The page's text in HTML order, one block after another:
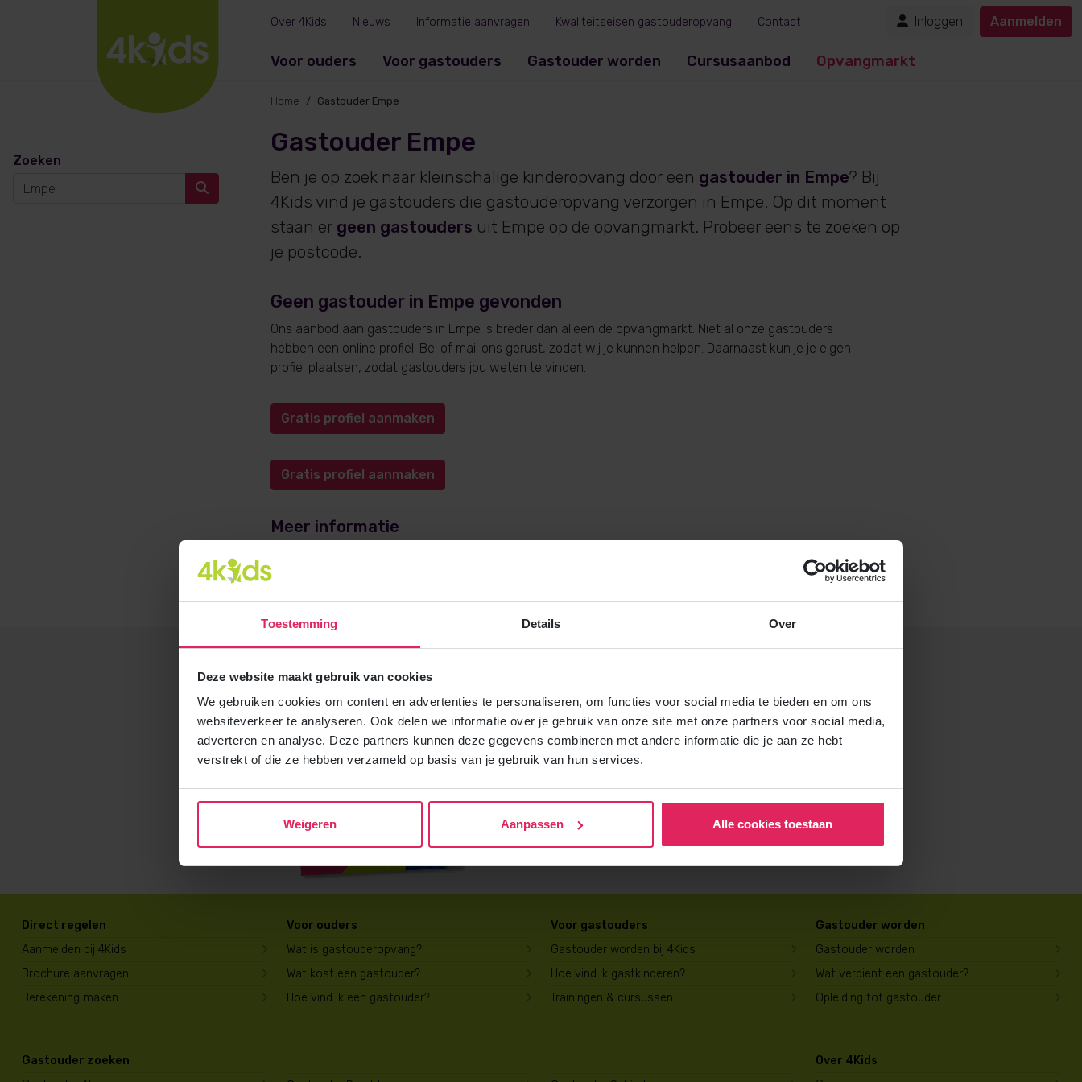
Toestemming Details Over
Deze website maakt gebruik van cookies
We gebruiken cookies om content en advertenties te personaliseren, om functies voor social media te bieden en om ons
websiteverkeer te analyseren. Ook delen we informatie over je gebruik van onze site met onze partners voor social media,
adverteren en analyse. Deze partners kunnen deze gegevens combineren met andere informatie die je aan ze hebt
verstrekt of die ze hebben verzameld op basis van je gebruik van hun services.
Weigeren Aanpassen Alle cookies toestaan
Voor ouders Voor gastouders Gastouder worden Cursusaanbod Opvangmarkt
Over 4Kids Nieuws Informatie aanvragen Kwaliteitseisen gastouderopvang Contact Inloggen Aanmelden
Zoeken
Home Gastouder Empe
Gastouder Empe
Ben je op zoek naar kleinschalige kinderopvang door een gastouder in Empe? Bij
4Kids vind je gastouders die gastouderopvang verzorgen in Empe. Op dit moment
staan er geen gastouders uit Empe op de opvangmarkt. Probeer eens te zoeken op
je postcode.
Geen gastouder in Empe gevonden
Ons aanbod aan gastouders in Empe is breder dan alleen de opvangmarkt. Niet al onze gastouders
hebben een online profiel. Bel of mail ons gerust, zodat wij je kunnen helpen. Daarnaast kun je je eigen
profiel plaatsen, zodat gastouders jou weten te vinden.
Gratis profiel aanmaken
Gratis profiel aanmaken
Meer informatie
opvangadvies@4kids.nl
Meer weten over gastouderopvang via gastouderbureau 4Kids?
Vraag gratis en vrijblijvend de 4Kids brochure voor ouders aan en
ontvang het direct in je mailbox.
Brochure aanvragen
Direct regelen
Aanmelden bij 4Kids
Brochure aanvragen
Berekening maken
Voor ouders
Wat is gastouderopvang?
Wat kost een gastouder?
Hoe vind ik een gastouder?
Voor gastouders
Gastouder worden bij 4Kids
Hoe vind ik gastkinderen?
Trainingen & cursussen
Gastouder worden
Gastouder worden
Wat verdient een gastouder?
Opleiding tot gastouder
Gastouder zoeken
Over 4Kids